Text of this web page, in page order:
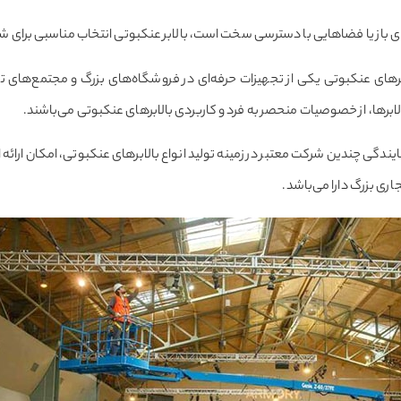
باز یا فضاهایی با دسترسی سخت است، بالابر عنکبوتی انتخاب مناسبی
عنکبوتی یکی از تجهیزات حرفه‌ای در فروشگاه‌های بزرگ و
از خصوصیات منحصر به فرد و کاربردی بالابرهای عنکبوتی می‌باشند.
چندین شرکت معتبر در زمینه تولید انواع بالابرهای عنکبوتی، امکان
بزرگ دارا می‌باشد.